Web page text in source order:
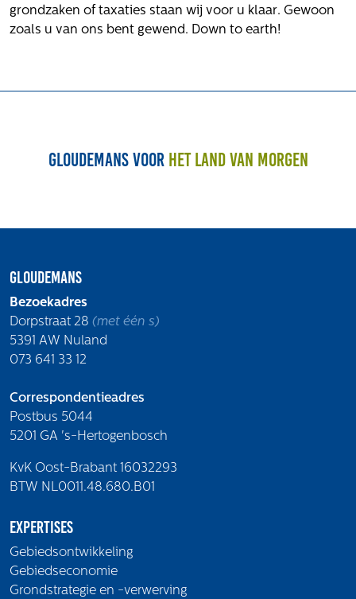
grondzaken of taxaties staan wij voor u klaar. Gewoon
zoals u van ons bent gewend. Down to earth!
Gloudemans voor het land van morgen
Gloudemans
Bezoekadres
Dorpstraat 28 (met één s)
5391 AW Nuland
073 641 33 12
Correspondentieadres
Postbus 5044
5201 GA 's-Hertogenbosch
KvK Oost-Brabant 16032293
BTW NL0011.48.680.B01
Expertises
Gebiedsontwikkeling
Gebiedseconomie
Grondstrategie en -verwerving